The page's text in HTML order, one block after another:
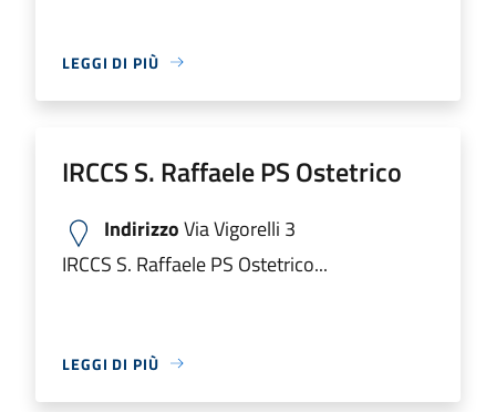
LEGGI DI PIÙ
IRCCS S. Raffaele PS Ostetrico
IndirizzoVia Vigorelli 3
IRCCS S. Raffaele PS Ostetrico...
LEGGI DI PIÙ